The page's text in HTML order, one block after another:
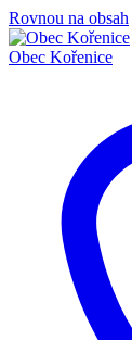
Rovnou na obsah
Obec Kořenice